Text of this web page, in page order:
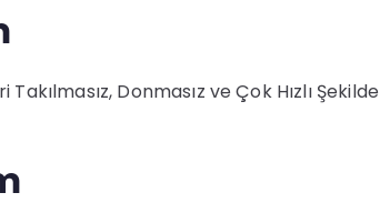
Donmasız ve Çok Hızlı Şekilde